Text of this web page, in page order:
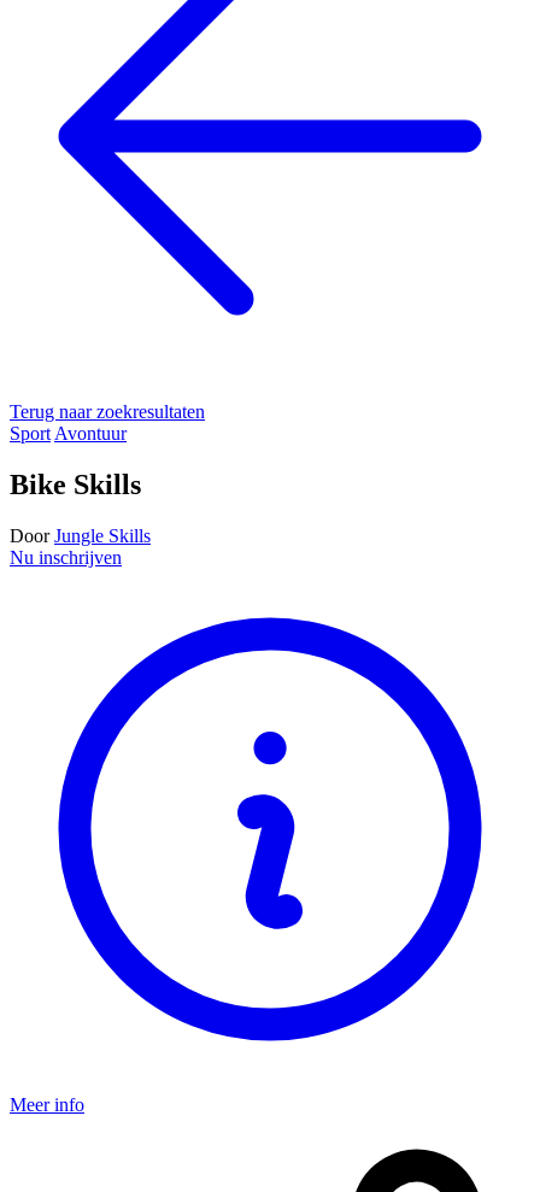
Terug naar zoekresultaten
Sport Avontuur
Bike Skills
Door Jungle Skills
Nu inschrijven
Meer info